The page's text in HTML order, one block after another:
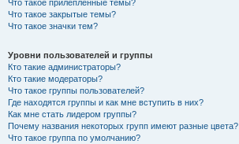
Что такое прилепленные темы?
Что такое закрытые темы?
Что такое значки тем?
Уровни пользователей и группы
Кто такие администраторы?
Кто такие модераторы?
Что такое группы пользователей?
Где находятся группы и как мне вступить в них?
Как мне стать лидером группы?
Почему названия некоторых групп имеют разные цвета?
Что такое группа по умолчанию?